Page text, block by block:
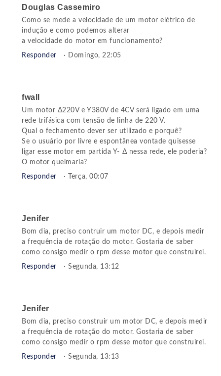
Douglas Cassemiro
Como se mede a velocidade de um motor elétrico de
indução e como podemos alterar
a velocidade do motor em funcionamento?
Responder · Domingo, 22:05
fwall
Um motor Δ220V e Y380V de 4CV será ligado em uma
rede trifásica com tensão de linha de 220 V.
Qual o fechamento dever ser utilizado e porquê?
Se o usuário por livre e espontânea vontade quisesse
ligar esse motor em partida Y- Δ nessa rede, ele poderia?
O motor queimaria?
Responder · Terça, 00:07
Jenifer
Bom dia, preciso contruir um motor DC, e depois medir
a frequência de rotação do motor. Gostaria de saber
como consigo medir o rpm desse motor que construirei.
Responder · Segunda, 13:12
Jenifer
Bom dia, preciso construir um motor DC, e depois medir
a frequência de rotação do motor. Gostaria de saber
como consigo medir o rpm desse motor que construirei.
Responder · Segunda, 13:13